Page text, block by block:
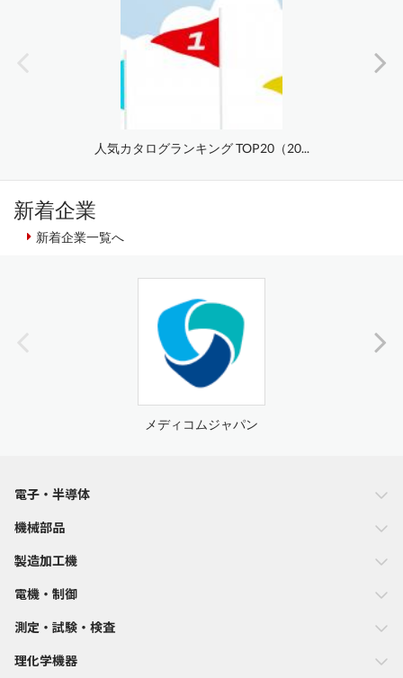
人気カタログランキング TOP20（20...
新着企業
新着企業一覧へ
メディコムジャパン
電子・半導体
機械部品
製造加工機
電機・制御
測定・試験・検査
理化学機器